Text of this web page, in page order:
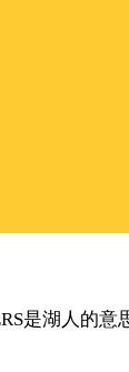
是湖人的